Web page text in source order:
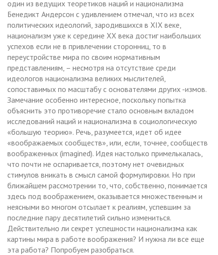
один из ведущих теоретиков наций и национализма
Бенедикт Андерсон с удивлением отмечал, что из всех
политических идеологий, зародившихся в XIX веке,
национализм уже к середине XX века достиг наибольших
успехов если не в привлечении сторонниц, то в
переустройстве мира по своим нормативным
представлениям, – несмотря на отсутствие среди
идеологов национализма великих мыслителей,
сопоставимых по масштабу с основателями других -измов.
Замечание особенно интересное, поскольку попытка
объяснить это противоречие стало основным вкладом
исследований наций и национализма в социологическую
«большую теорию». Речь, разумеется, идет об идее
«воображаемых сообществ», или, если, точнее, сообществ
воображенных (imagined). Идея настолько примелькалась,
что почти не оспаривается, поэтому нет очевидных
стимулов вникать в смысл самой формулировки. Но при
ближайшем рассмотрении то, что, собственно, понимается
здесь под воображением, оказывается множественным и
неясными во многом отсылает к реалиям, успевшим за
последние пару десятилетий сильно измениться.
Действительно ли секрет успешности национализма как
картины мира в работе воображения? И нужна ли все еще
эта работа? Попробуем разобраться.